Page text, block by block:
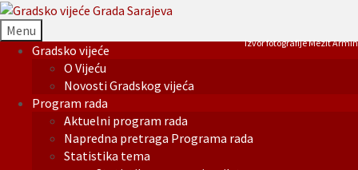
Menu
Gradsko vijeće
O Vijeću
Novosti Gradskog vijeća
Program rada
Aktuelni program rada
Napredna pretraga Programa rada
Statistika tema
Izvor fotografije Mezit Armin